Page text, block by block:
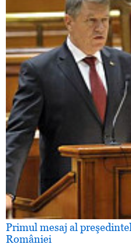
Primul mesaj al
României